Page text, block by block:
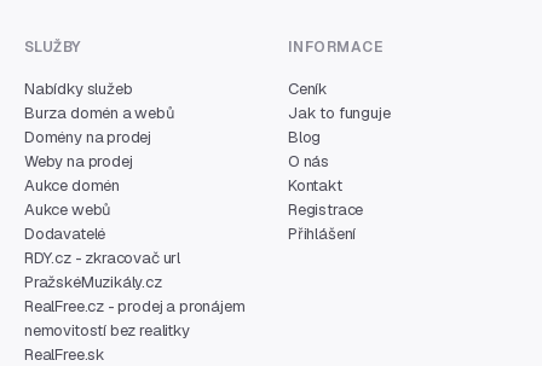
SLUŽBY
Nabídky služeb
Burza domén a webů
Domény na prodej
Weby na prodej
Aukce domén
Aukce webů
Dodavatelé
RDY.cz - zkracovač url
PražskéMuzikály.cz
RealFree.cz - prodej a pronájem
nemovitostí bez realitky
RealFree.sk
INFORMACE
Ceník
Jak to funguje
Blog
O nás
Kontakt
Registrace
Přihlášení